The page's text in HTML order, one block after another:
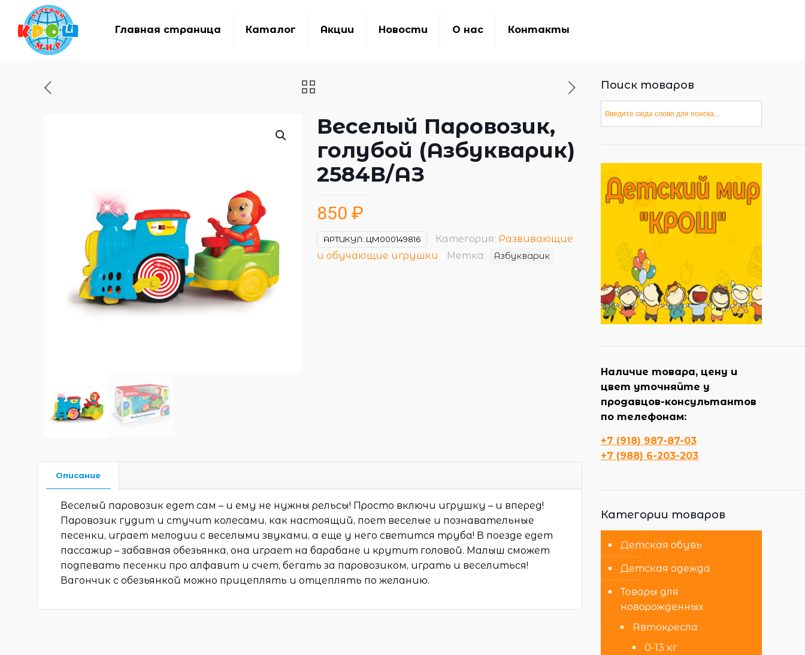
Главная страница Каталог Акции Новости О нас Контакты
Веселый Паровозик,
голубой (Азбукварик)
2584В/АЗ
850 ₽
АРТИКУЛ: ЦМ000149816 Категория: Развивающие
и обучающие игрушки
Метка: Азбукварик
Описание
Веселый паровозик едет сам – и ему не нужны рельсы! Просто включи игрушку – и вперед!
Паровозик гудит и стучит колесами, как настоящий, поет веселые и познавательные
песенки, играет мелодии с веселыми звуками, а еще у него светится труба! В поезде едет
пассажир – забавная обезьянка, она играет на барабане и крутит головой. Малыш сможет
подпевать песенки про алфавит и счет, бегать за паровозиком, играть и веселиться!
Вагончик с обезьянкой можно прицеплять и отцеплять по желанию.
Поиск товаров
Наличие товара, цену и
цвет уточняйте у
продавцов-консультантов
по телефонам:
+7 (918) 987-87-03
+7 (988) 6-203-203
Категории товаров
Детская обувь
Детская одежда
Товары для
новорожденных
Автокресла
0-13 кг